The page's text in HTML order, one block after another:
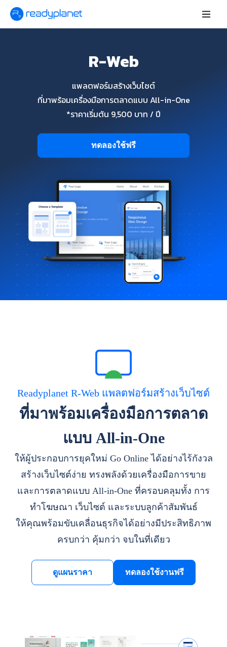
R-Web
แพลตฟอร์มสร้างเว็บไซต์
ที่มาพร้อมเครื่องมือการตลาดแบบ All-in-One
*ราคาเริ่มต้น 9,500 บาท / ปี
ทดลองใช้ฟรี
Readyplanet R-Web แพลตฟอร์มสร้างเว็บไซต์
ที่มาพร้อมเครื่องมือการตลาด
แบบ All-in-One
ให้ผู้ประกอบการยุคใหม่ Go Online ได้อย่างไร้กังวล
สร้างเว็บไซต์ง่าย ทรงพลังด้วยเครื่องมือการขาย
และการตลาดแบบ All-in-One ที่ครอบคลุมทั้ง การ
ทำโฆษณา เว็บไซต์ และระบบลูกค้าสัมพันธ์
ให้คุณพร้อมขับเคลื่อนธุรกิจได้อย่างมีประสิทธิภาพ
ครบกว่า คุ้มกว่า จบในที่เดียว
ดูแผนราคา ทดลองใช้งานฟรี